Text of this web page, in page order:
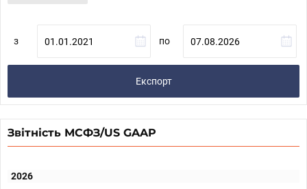
з по
Експорт
Звітність МСФЗ/US GAAP
2026